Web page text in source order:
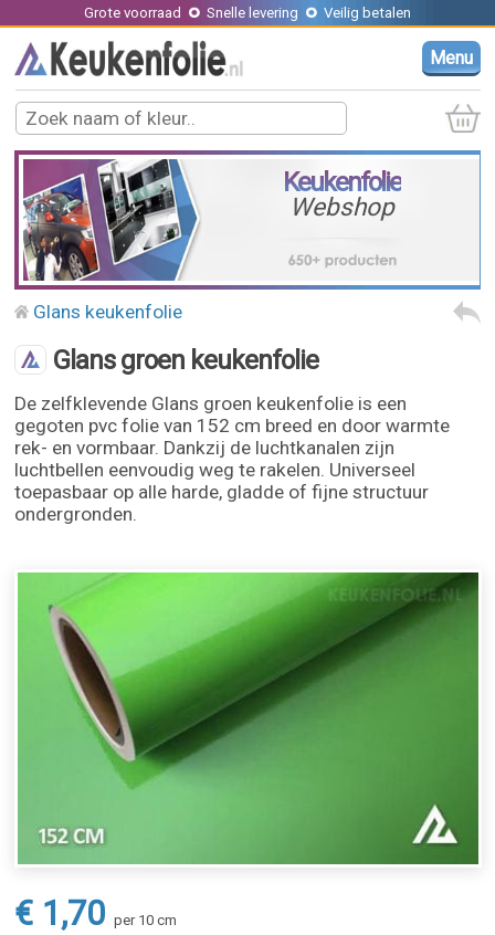
Grote voorraad Snelle levering Veilig betalen
Menu
Keukenfolie
Webshop
Glans keukenfolie
Glans groen keukenfolie
De zelfklevende Glans groen keukenfolie is een
gegoten pvc folie van 152 cm breed en door warmte
rek- en vormbaar. Dankzij de luchtkanalen zijn
luchtbellen eenvoudig weg te rakelen. Universeel
toepasbaar op alle harde, gladde of fijne structuur
ondergronden.
€ 1,70 per 10 cm